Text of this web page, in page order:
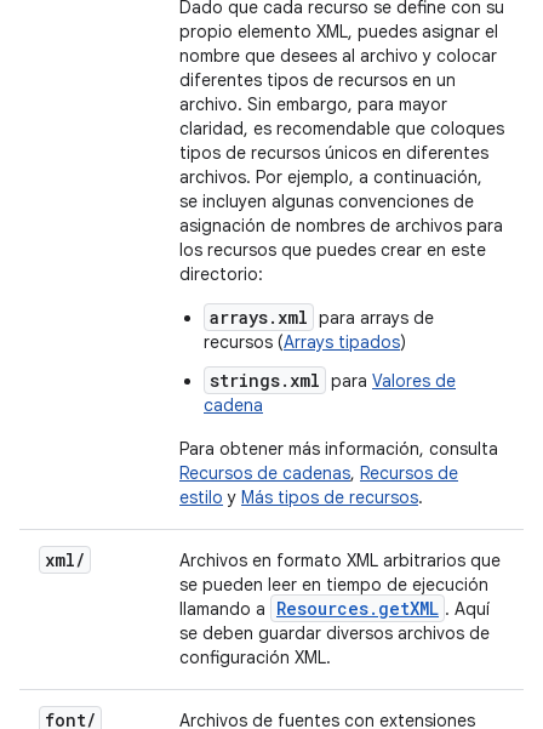
Dado que cada recurso se define con su
propio elemento XML, puedes asignar el
nombre que desees al archivo y colocar
diferentes tipos de recursos en un
archivo. Sin embargo, para mayor
claridad, es recomendable que coloques
tipos de recursos únicos en diferentes
archivos. Por ejemplo, a continuación,
se incluyen algunas convenciones de
asignación de nombres de archivos para
los recursos que puedes crear en este
directorio:
arrays.xml para arrays de
recursos (Arrays tipados)
strings.xml para Valores de
cadena
Para obtener más información, consulta
Recursos de cadenas, Recursos de
estilo y Más tipos de recursos.
xml/
Archivos en formato XML arbitrarios que
se pueden leer en tiempo de ejecución
llamando a
Resources. getXML . Aquí
se deben guardar diversos archivos de
configuración XML.
font/
Archivos de fuentes con extensiones